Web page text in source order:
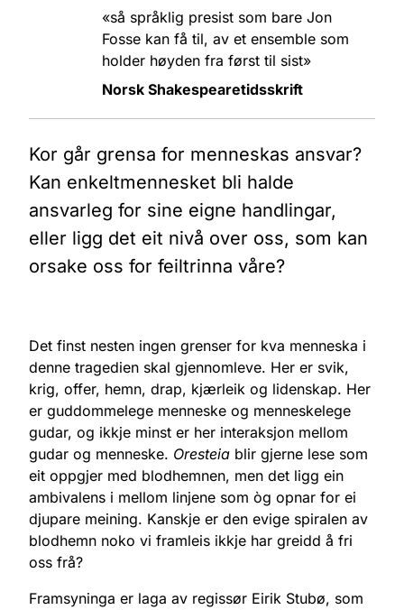
«så språklig presist som bare Jon
Fosse kan få til, av et ensemble som
holder høyden fra først til sist»
Norsk Shakespearetidsskrift
Kor går grensa for menneskas ansvar?
Kan enkeltmennesket bli halde
ansvarleg for sine eigne handlingar,
eller ligg det eit nivå over oss, som kan
orsake oss for feiltrinna våre?
Det finst nesten ingen grenser for kva menneska i
denne tragedien skal gjennomleve. Her er svik,
krig, offer, hemn, drap, kjærleik og lidenskap. Her
er guddommelege menneske og menneskelege
gudar, og ikkje minst er her interaksjon mellom
gudar og menneske. Oresteia blir gjerne lese som
eit oppgjer med blodhemnen, men det ligg ein
ambivalens i mellom linjene som òg opnar for ei
djupare meining. Kanskje er den evige spiralen av
blodhemn noko vi framleis ikkje har greidd å fri
oss frå?
Framsyninga er laga av regissør Eirik Stubø, som